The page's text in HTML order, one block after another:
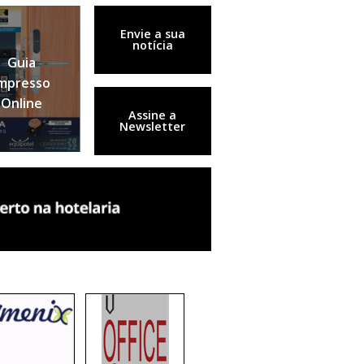
Guia
Online
Envie a sua
notícia
Assine a
Newsletter